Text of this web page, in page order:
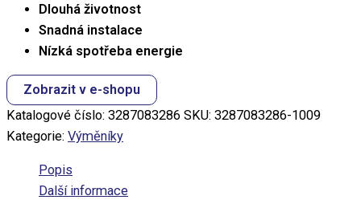
Dlouhá životnost
Snadná instalace
Nízká spotřeba energie
Zobrazit v e-shopu
Katalogové číslo: 3287083286 SKU: 3287083286-1009
Kategorie: Výměníky
Popis
Další informace